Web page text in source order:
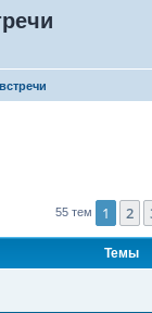
55 тем 1 2
Темы